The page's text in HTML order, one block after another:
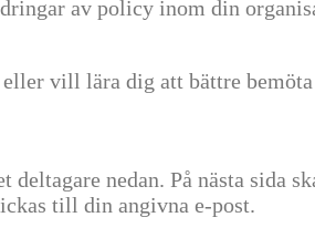
av policy inom din
vill lära dig att bättre
nedan. På nästa sida
till din angivna e-post.